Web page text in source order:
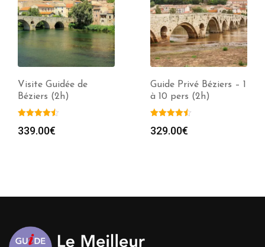
Visite Guidée de
Béziers (2h)
339.00€
Guide Privé Béziers – 1
à 10 pers (2h)
329.00€